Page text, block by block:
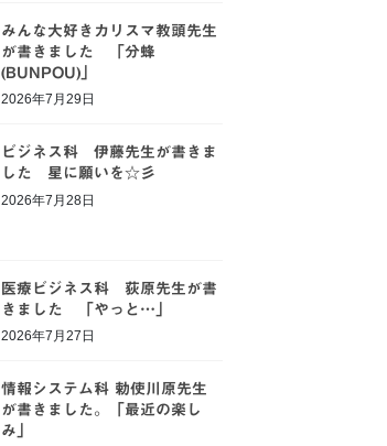
みんな大好きカリスマ教頭先生
が書きました 「分蜂
(BUNPOU)」
2026年7月29日
ビジネス科 伊藤先生が書きま
した 星に願いを☆彡
2026年7月28日
医療ビジネス科 荻原先生が書
きました 「やっと…」
2026年7月27日
情報システム科 勅使川原先生
が書きました。「最近の楽し
み」